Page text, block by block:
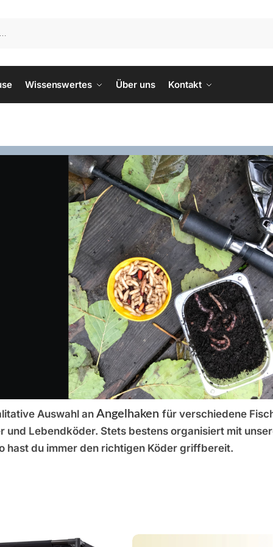
Wissenswertes Über uns Kontakt
Auswahl anAngelhakenfür verschiedene
und Lebendköder. Stets bestens organisiert mit
hast du immer den richtigen Köder griffbereit.